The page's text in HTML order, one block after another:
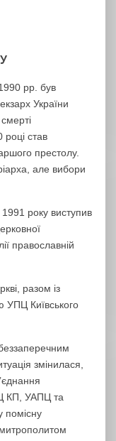
рр. був
України
став
престолу.
але вибори
року виступив
православній
разом із
УПЦ Київського
змінилася,
КП, УАПЦ та
помісну